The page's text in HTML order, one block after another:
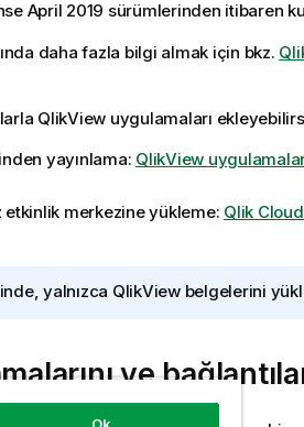
April 2019 sürümlerinden itibaren
daha fazla bilgi almak için bkz.
QlikView uygulamaları
yayınlama: QlikView
etkinlik merkezineyükleme: Qlik
yalnızca QlikViewbelgelerini
ve